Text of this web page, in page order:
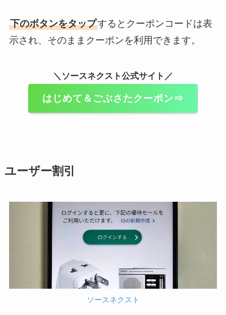
下のボタンをタップするとクーポンコードは表
示され、そのままクーポンを利用できます。
＼ソースネクスト公式サイト／
はじめて＆ごぶさたクーポン⇒
ユーザー割引
ソースネクスト